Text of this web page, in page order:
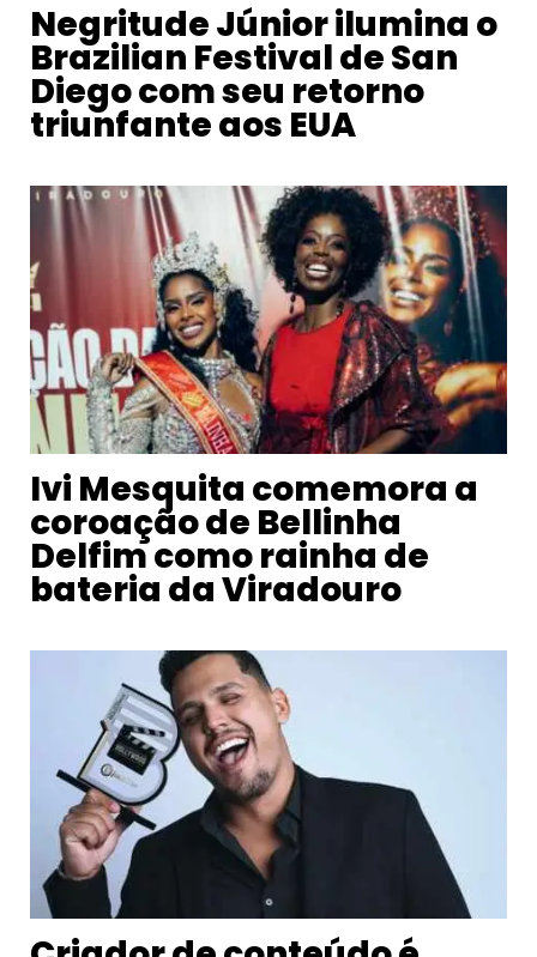
Negritude Júnior ilumina o
Brazilian Festival de San
Diego com seu retorno
triunfante aos EUA
Ivi Mesquita comemora a
coroação de Bellinha
Delfim como rainha de
bateria da Viradouro